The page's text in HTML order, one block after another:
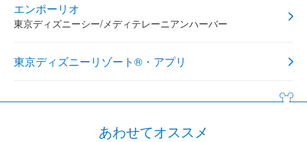
エンポーリオ
東京ディズニーシー/メディテレーニアンハーバー
東京ディズニーリゾート®・アプリ
あわせてオススメ